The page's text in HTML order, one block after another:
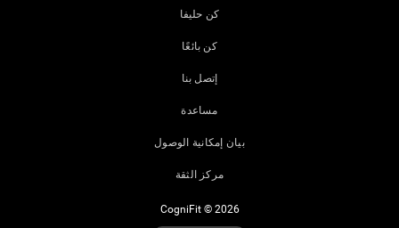
كن حليفا
كن بائعًا
إتصل بنا
مساعدة
بيان إمكانية الوصول
مركز الثقة
CogniFit © 2026